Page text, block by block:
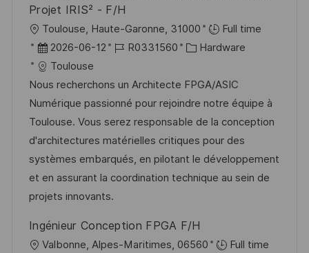
Projet IRIS² - F/H
O
r
t
Toulouse, Haute-Garonne, 31000
Full time
D
a
t
u
m
d
e
r
V
r
2026-06-12
J
b
-
I
D
R0331560
K
t
e
g
o
r
i
Hardware
Toulouse
Nous recherchons un Architecte FPGA/ASIC
Numérique passionné pour rejoindre notre équipe à
Toulouse. Vous serez responsable de la conception
d'architectures matérielles critiques pour des
systèmes embarqués, en pilotant le développement
et en assurant la coordination technique au sein de
projets innovants.
Ingénieur Conception FPGA F/H
O Valbonne, Alpes-Maritimes, 06560
Full time